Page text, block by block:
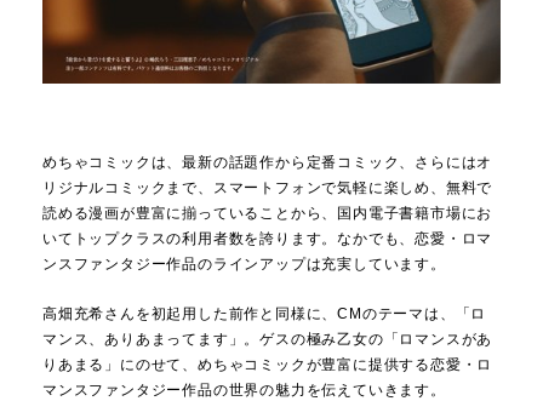
めちゃコミックは、最新の話題作から定番コミック、さらにはオ
リジナルコミックまで、スマートフォンで気軽に楽しめ、無料で
読める漫画が豊富に揃っていることから、国内電子書籍市場にお
いてトップクラスの利用者数を誇ります。なかでも、恋愛・ロマ
ンスファンタジー作品のラインアップは充実しています。
高畑充希さんを初起用した前作と同様に、CMのテーマは、「ロ
マンス、ありあまってます」。ゲスの極み乙女の「ロマンスがあ
りあまる」にのせて、めちゃコミックが豊富に提供する恋愛・ロ
マンスファンタジー作品の世界の魅力を伝えていきます。